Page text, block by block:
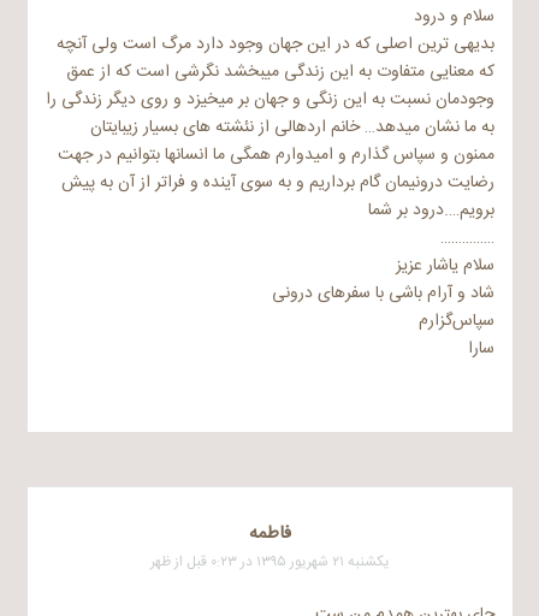
سلام و درود
بدیهی ترین اصلی که در این جهان وجود دارد مرگ است ولی آنچه
که معنایی متفاوت به این زندگی میبخشد نگرشی است که از عمق
وجودمان نسبت به این زنگی و جهان بر میخیزد و روی دیگر زندگی را
به ما نشان میدهد… خانم اردهالی از نئشته های بسیار زیبایتان
ممنون و سپاس گذارم و امیدوارم همگی ما انسانها بتوانیم در جهت
رضایت درونیمان گام برداریم و به سوی آینده و فراتر از آن به پیش
برویم….درود بر شما
……………
سلام یاشار عزیز
شاد و آرام باشی با سفرهای درونی
سپاس‌گزارم
سارا
فاطمه
یکشنبه ۲۱ شهریور ۱۳۹۵ در ۰:۲۳ قبل از ظهر